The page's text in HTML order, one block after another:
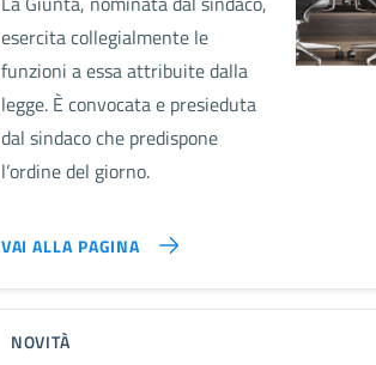
esercita collegialmente le
funzioni a essa attribuite dalla
legge. È convocata e presieduta
dal sindaco che predispone
l’ordine del giorno.
VAI ALLA PAGINA
NOVITÀ